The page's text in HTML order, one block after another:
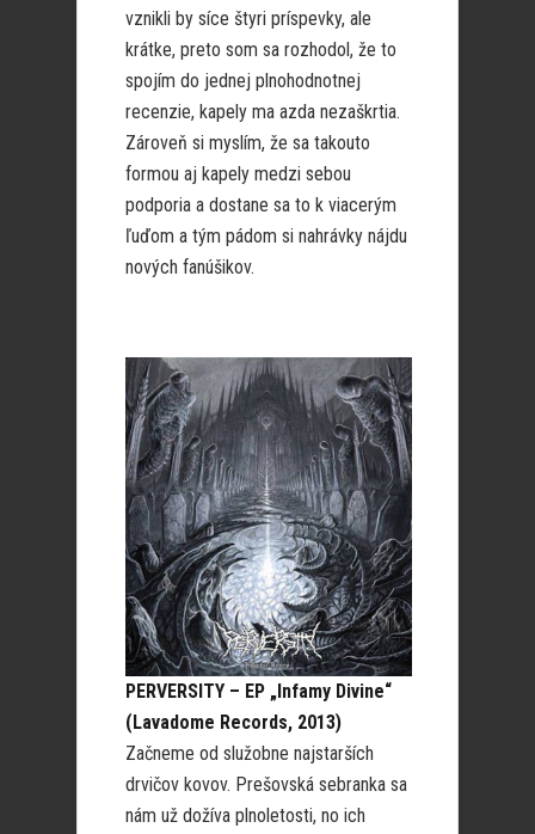
vznikli by síce štyri príspevky, ale
krátke, preto som sa rozhodol, že to
spojím do jednej plnohodnotnej
recenzie, kapely ma azda nezaškrtia.
Zároveň si myslím, že sa takouto
formou aj kapely medzi sebou
podporia a dostane sa to k viacerým
ľuďom a tým pádom si nahrávky nájdu
nových fanúšikov.
PERVERSITY – EP „Infamy Divine“
(Lavadome Records, 2013)
Začneme od služobne najstarších
drvičov kovov. Prešovská sebranka sa
nám už dožíva plnoletosti, no ich